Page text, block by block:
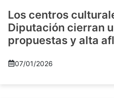
Los centros
Diputación cierran
propuestas y alta
07/01/2026